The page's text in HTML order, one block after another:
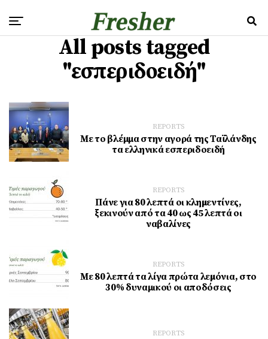
All posts tagged
"εσπεριδοειδή"
REPORTS
Με το βλέμμα στην αγορά της Ταϊλάνδης
τα ελληνικά εσπεριδοειδή
REPORTS
Πάνε για 80 λεπτά οι κληµεντίνες,
ξεκινούν από τα 40 ως 45 λεπτά οι
ναβαλίνες
REPORTS
Με 80 λεπτά τα λίγα πρώτα λεµόνια, στο
30% δυναμικού οι αποδόσεις
REPORTS